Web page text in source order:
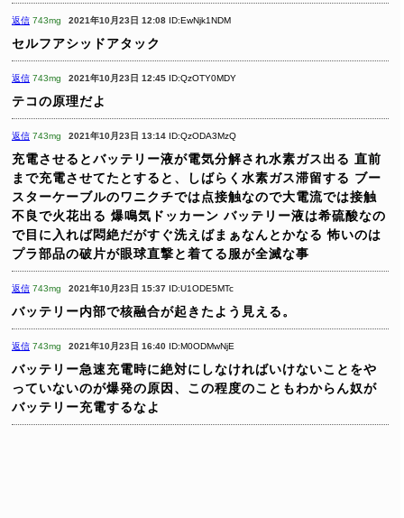
返信 743mg 2021年10月23日 12:08 ID:EwNjk1NDM
セルフアシッドアタック
返信 743mg 2021年10月23日 12:45 ID:QzOTY0MDY
テコの原理だよ
返信 743mg 2021年10月23日 13:14 ID:QzODA3MzQ
充電させるとバッテリー液が電気分解され水素ガス出る 直前
まで充電させてたとすると、しばらく水素ガス滞留する ブー
スターケーブルのワニクチでは点接触なので大電流では接触
不良で火花出る 爆鳴気ドッカーン バッテリー液は希硫酸なの
で目に入れば悶絶だがすぐ洗えばまぁなんとかなる 怖いのは
プラ部品の破片が眼球直撃と着てる服が全滅な事
返信 743mg 2021年10月23日 15:37 ID:U1ODE5MTc
バッテリー内部で核融合が起きたよう見える。
返信 743mg 2021年10月23日 16:40 ID:M0ODMwNjE
バッテリー急速充電時に絶対にしなければいけないことをや
っていないのが爆発の原因、この程度のこともわからん奴が
バッテリー充電するなよ